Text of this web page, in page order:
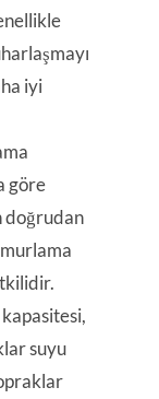
iyi
göre
doğrudan
suyu